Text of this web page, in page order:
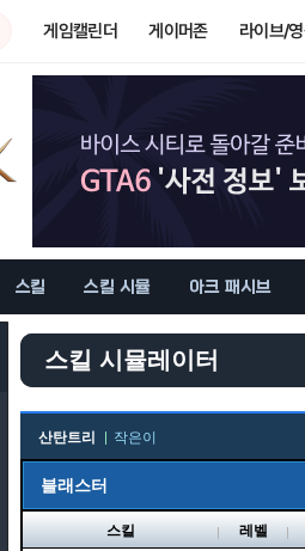
게임캘린더 게이머존 라이브/
스킬 스킬 시뮬 아크 패시브
스킬 시뮬레이터
산탄트리 작은이
블래스터
스킬 레벨